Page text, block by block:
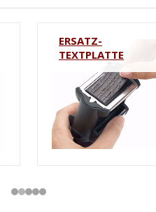
ERSATZ-
TEXTPLATTE